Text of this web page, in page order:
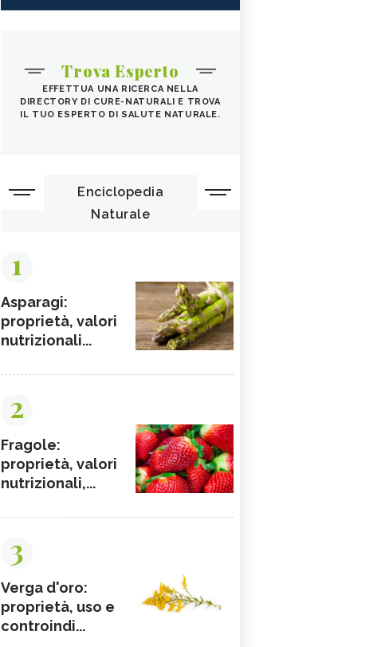
Trova Esperto
EFFETTUA UNA RICERCA NELLA
DIRECTORY DI CURE-NATURALI E TROVA
IL TUO ESPERTO DI SALUTE NATURALE.
Enciclopedia
Naturale
1
Asparagi:
proprietà, valori
nutrizionali...
2
Fragole:
proprietà, valori
nutrizionali,...
3
Verga d'oro:
proprietà, uso e
controindi...